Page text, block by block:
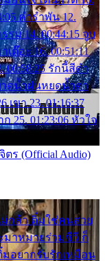
คำรำพัน 12.
รม 14. 00:44:15 จูบ
ต๊อะ 16. 00:51:11
00:58:25 รักนี้สีดำ
าดน้ำฝนหยดน้ำตา
เขา 23. 01:16:37
25. 01:23:06 หัวใจ
ตร (Official Audio)
กล้า ติ๋มใช่คนสวย
มาหมายร่วมชีวี ก็
อยากรับรักเหมือน